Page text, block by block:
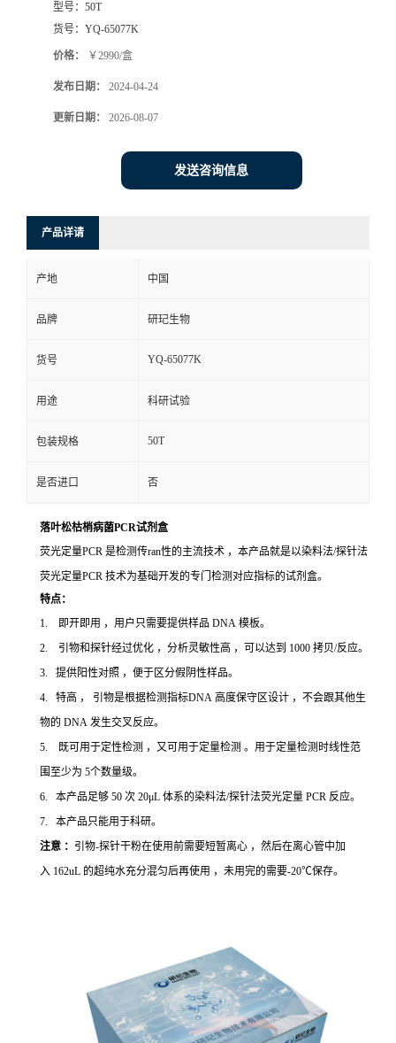
型号： 50T
货号： YQ-65077K
价格： ￥2990/盒
发布日期： 2024-04-24
更新日期： 2026-08-07
发送咨询信息
产品详请
产地 中国
品牌 研玘生物
货号 YQ-65077K
用途 科研试验
包装规格 50T
是否进口 否
落叶松枯梢病菌PCR试剂盒
荧光定量PCR 是检测传ran性的主流技术 ，本产品就是以染料法/探针法
荧光定量PCR 技术为基础开发的专门检测对应指标的试剂盒。
特点：
1. 即开即用 ，用户只需要提供样品 DNA 模板。
2. 引物和探针经过优化 ，分析灵敏性高 ，可以达到 1000 拷贝/反应。
3. 提供阳性对照 ，便于区分假阴性样品。
4. 特高 ， 引物是根据检测指标DNA 高度保守区设计 ，不会跟其他生
物的 DNA 发生交叉反应。
5. 既可用于定性检测 ，又可用于定量检测 。用于定量检测时线性范
围至少为 5个数量级。
6. 本产品足够 50 次 20μL 体系的染料法/探针法荧光定量 PCR 反应。
7. 本产品只能用于科研。
注意 ： 引物-探针干粉在使用前需要短暂离心 ，然后在离心管中加
入 162uL 的超纯水充分混匀后再使用 ，未用完的需要-20℃保存。